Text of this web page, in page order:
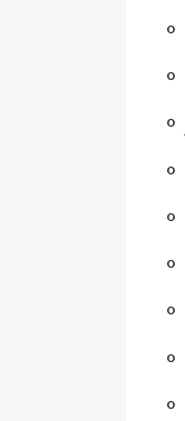
⚬
⚬
⚬
⚬
⚬
⚬
⚬
⚬
⚬